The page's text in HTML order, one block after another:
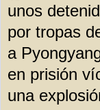
unos
por tropas
a
en prisión
una